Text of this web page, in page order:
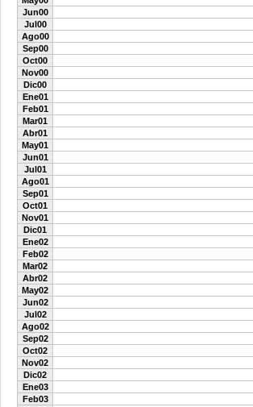
Jun00
Jul00
Ago00
Sep00
Oct00
Nov00
Dic00
Ene01
Feb01
Mar01
Abr01
May01
Jun01
Jul01
Ago01
Sep01
Oct01
Nov01
Dic01
Ene02
Feb02
Mar02
Abr02
May02
Jun02
Jul02
Ago02
Sep02
Oct02
Nov02
Dic02
Ene03
Feb03